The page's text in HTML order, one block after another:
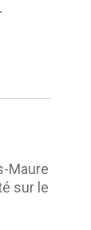
Maure
sur le